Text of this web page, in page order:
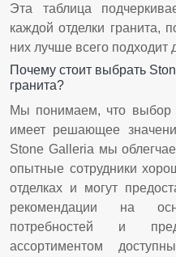
Эта таблица
каждой отделки гранита,
них лучше всего подходит
Почему стоит выбрать
гранита?
Мы понимаем, что выбор
имеет решающее
Stone Galleria мы
опытные сотрудники
отделках и могут
рекомендации на
потребностей и
ассортиментом